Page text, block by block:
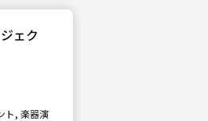
ェク
ト, 楽器演